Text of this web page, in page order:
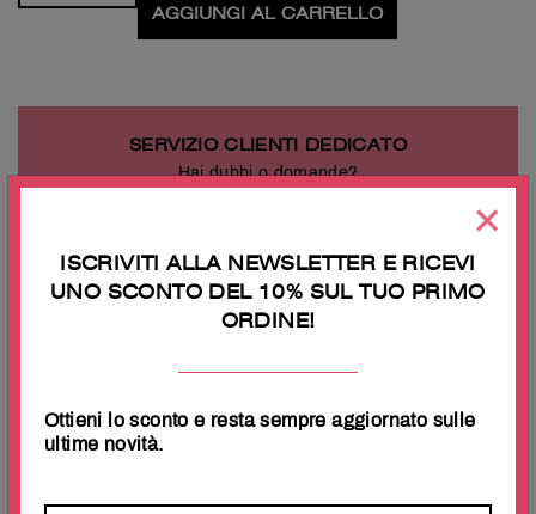
AGGIUNGI AL CARRELLO
SERVIZIO CLIENTI DEDICATO
Hai dubbi o domande?
servizioclienti@megawebstore.it
Se non sei soddisfatto del tuo acquisto, fare un reso è
Consulta iTermini e Condizioniper maggiori dettagli.
×
ISCRIVITI ALLA NEWSLETTER E RICEVI
UNO SCONTO DEL 10% SUL TUO PRIMO
ORDINE!
Ottieni lo sconto e resta sempre aggiornato sulle
ultime novità.